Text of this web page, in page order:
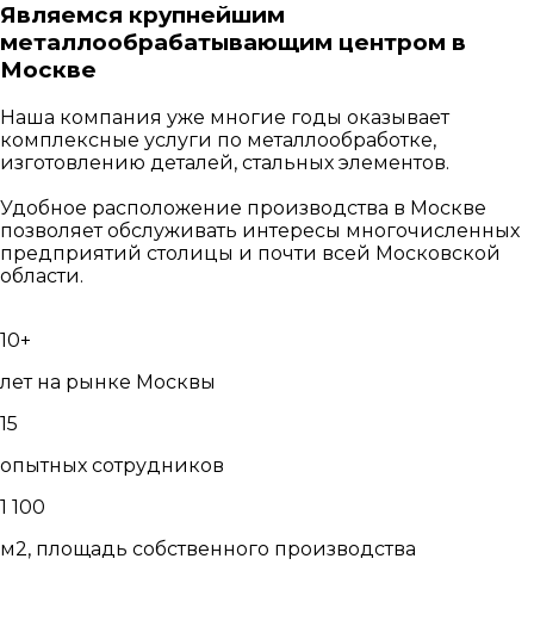
Являемся крупнейшим
металлообрабатывающим центром в
Москве
Наша компания уже многие годы оказывает
комплексные услуги по металлообработке,
изготовлению деталей, стальных элементов.
Удобное расположение производства в Москве
позволяет обслуживать интересы многочисленных
предприятий столицы и почти всей Московской
области.
10+
лет на рынке Москвы
15
опытных сотрудников
1 100
м2, площадь собственного производства